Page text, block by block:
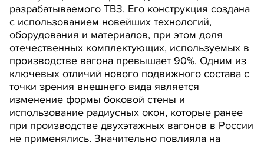
разрабатываемого ТВЗ. Его конструкция создана
с использованием новейших технологий,
оборудования и материалов, при этом доля
отечественных комплектующих, используемых в
производстве вагона превышает 90%. Одним из
ключевых отличий нового подвижного состава с
точки зрения внешнего вида является
изменение формы боковой стены и
использование радиусных окон, которые ранее
при производстве двухэтажных вагонов в России
не применялись. Значительно повлияла на